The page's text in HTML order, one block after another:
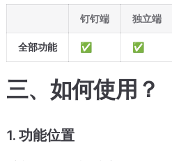
钉钉端 独立端
全部功能 ✅ ✅
三、如何使用？
1. 功能位置